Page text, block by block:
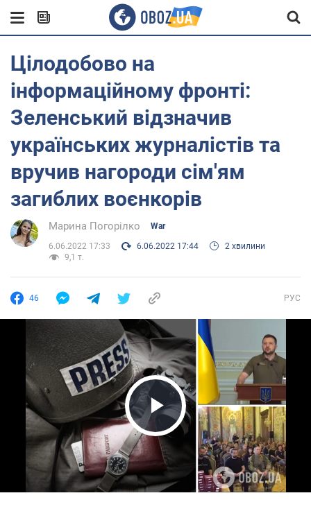
Цілодобово на
інформаційному фронті:
Зеленський відзначив
українських журналістів та
вручив нагороди сім'ям
загиблих воєнкорів
Марина Погорілко War
6.06.2022 17:33 6.06.2022 17:44
2 хвилини
9,1 т.
46 РУС
Play Video